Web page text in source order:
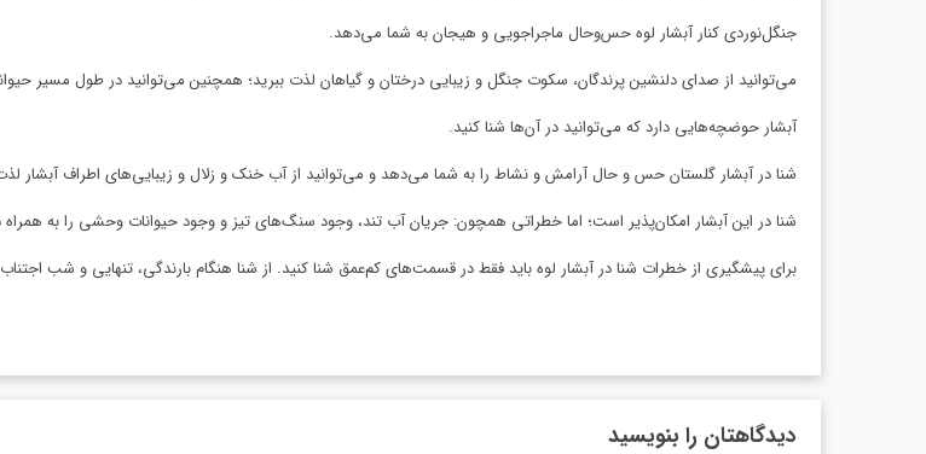
جنگل‌نوردی کنار آبشار لوه حس‌وحال ماجراجویی و هیجان به شما می‌دهد.
می‌توانید از صدای دلنشین پرندگان، سکوت جنگل و زیبایی درختان و گیاهان لذت ببرید؛ همچنین می‌توانید در طول مسیر
آبشار حوضچه‌هایی دارد که می‌توانید در آن‌ها شنا کنید.
شنا در آبشار گلستان حس و حال آرامش و نشاط را به شما می‌دهد و می‌توانید از آب ‌خنک و زلال و زیبایی‌های اطراف آبشار
شنا در این آبشار امکان‌پذیر است؛ اما خطراتی همچون: جریان آب تند، وجود سنگ‌های تیز و وجود حیوانات وحشی را به همراه
برای پیشگیری از خطرات شنا در آبشار لوه باید فقط در قسمت‌های کم‌عمق شنا کنید. از شنا هنگام بارندگی، تنهایی و شب
دیدگاهتان را بنویسید